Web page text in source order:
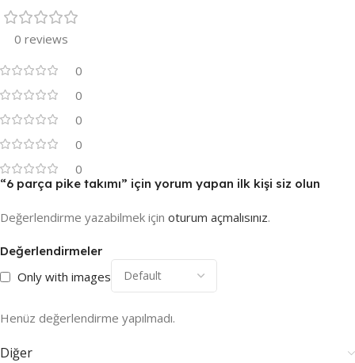
0 reviews
0
0
0
0
0
Değerlendirmeler
Only with images
Henüz değerlendirme yapılmadı.
“6 parça pike takımı” için yorum yapan ilk kişi siz olun
Değerlendirme yazabilmek için oturum açmalısınız.
Diğer